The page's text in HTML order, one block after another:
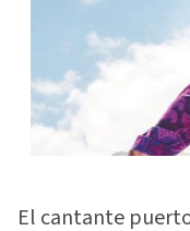
El cantante